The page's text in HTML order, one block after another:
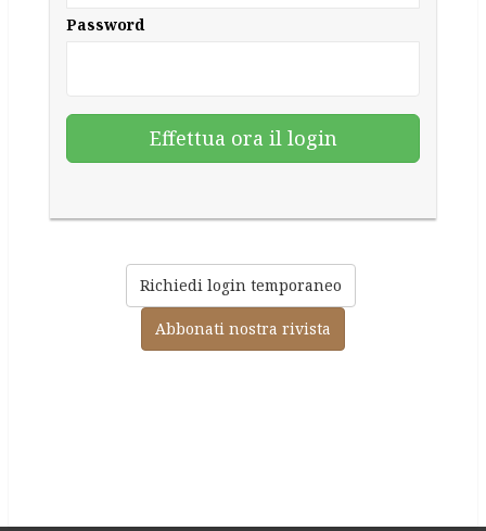
Password
Richiedi login temporaneo
Abbonati nostra rivista